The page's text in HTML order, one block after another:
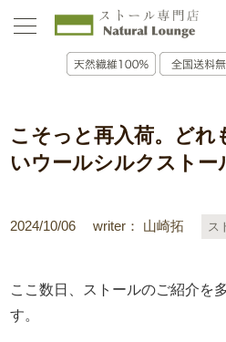
2024/10/06 writer： 山崎拓 ス
こそっと再入荷。どれ
いウールシルクストー
ここ数日、ストールのご紹介を
す。